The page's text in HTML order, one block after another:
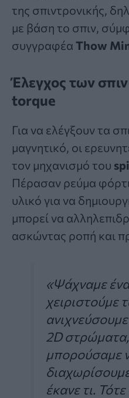
της σπιντρονικής,
με βάση το σπιν,
συγγραφέα Thow
Έλεγχος των
torque
Για να ελέγξουν τα
μαγνητικό, οι
τον μηχανισμό του
Πέρασαν ρεύμα
υλικό για να
μπορεί να
ασκώντας ροπή και
«Ψάχναμε
χειριστούμε
2D
μπορούσαμε
έκανε τι.